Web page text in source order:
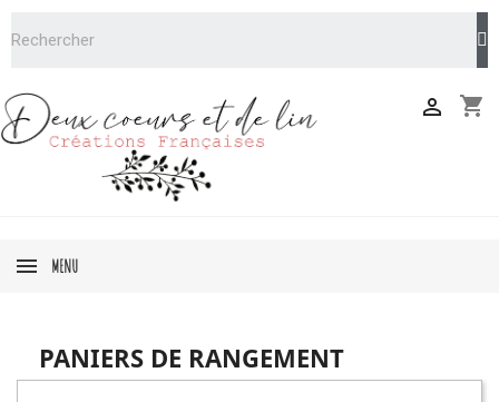
shopping_cart

MENU
PANIERS DE RANGEMENT